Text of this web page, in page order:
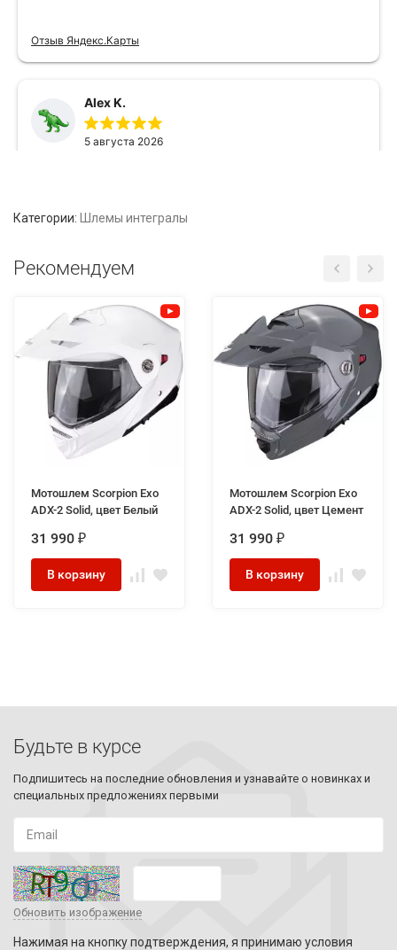
Категории: Шлемы интегралы
Рекомендуем
Мотошлем Scorpion Exo
ADX-2 Solid, цвет Белый
31 990 ₽
В корзину
Мотошлем Scorpion Exo
ADX-2 Solid, цвет Цемент
31 990 ₽
В корзину
Будьте в курсе
Подпишитесь на последние обновления и узнавайте о новинках и
специальных предложениях первыми
Обновить изображение
Нажимая на кнопку подтверждения, я принимаю условия